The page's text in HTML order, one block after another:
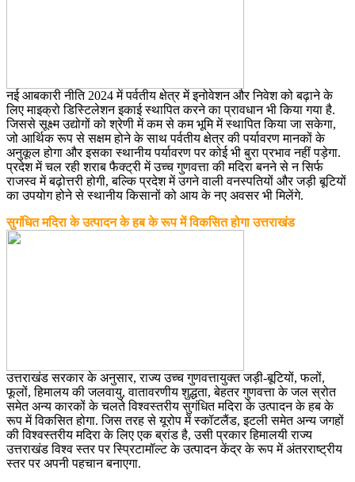
नई आबकारी नीति 2024 में पर्वतीय क्षेत्र में इनोवेशन और निवेश को बढ़ाने के
लिए माइक्रो डिस्टिलेशन इकाई स्थापित करने का प्रावधान भी किया गया है.
जिससे सूक्ष्म उद्योगों को श्रेणी में कम से कम भूमि में स्थापित किया जा सकेगा,
जो आर्थिक रूप से सक्षम होने के साथ पर्वतीय क्षेत्र की पर्यावरण मानकों के
अनुकूल होगा और इसका स्थानीय पर्यावरण पर कोई भी बुरा प्रभाव नहीं पड़ेगा.
प्रदेश में चल रही शराब फैक्ट्री में उच्च गुणवत्ता की मदिरा बनने से न सिर्फ
राजस्व में बढ़ोत्तरी होगी, बल्कि प्रदेश में उगने वाली वनस्पतियों और जड़ी बूटियों
का उपयोग होने से स्थानीय किसानों को आय के नए अवसर भी मिलेंगे.
सुगंधित मदिरा के उत्पादन के हब के रूप में विकसित होगा उत्तराखंड
उत्तराखंड सरकार के अनुसार, राज्य उच्च गुणवत्तायुक्त जड़ी-बूटियों, फलों,
फूलों, हिमालय की जलवायु, वातावरणीय शुद्धता, बेहतर गुणवत्ता के जल स्रोत
समेत अन्य कारकों के चलते विश्वस्तरीय सुगंधित मदिरा के उत्पादन के हब के
रूप में विकसित होगा. जिस तरह से यूरोप में स्कॉटलैंड, इटली समेत अन्य जगहों
की विश्वस्तरीय मदिरा के लिए एक ब्रांड है, उसी प्रकार हिमालयी राज्य
उत्तराखंड विश्व स्तर पर स्प्रिटामॉल्ट के उत्पादन केंद्र के रूप में अंतरराष्ट्रीय
स्तर पर अपनी पहचान बनाएगा.